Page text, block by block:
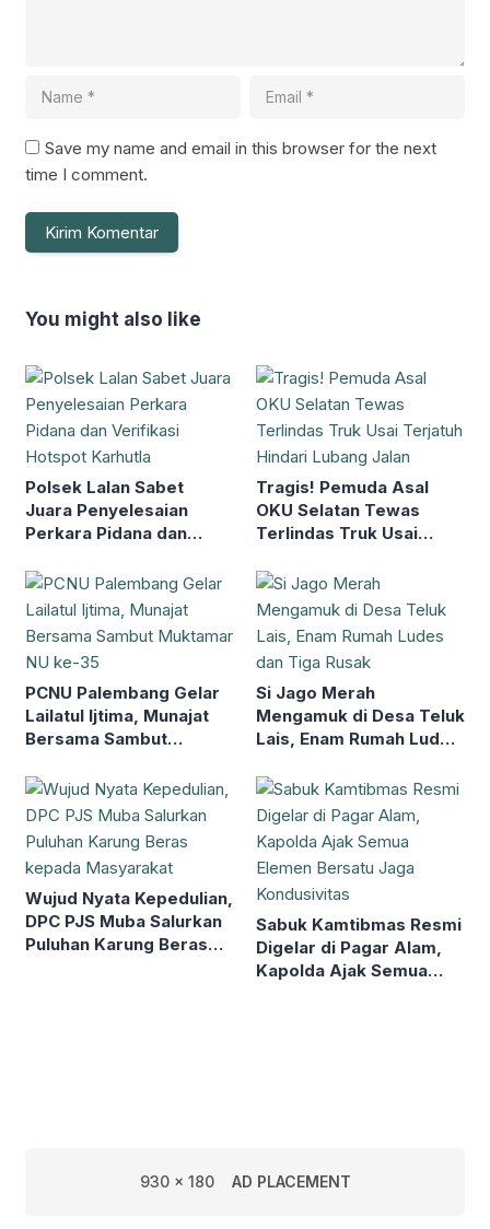
Save my name and email in this browser for the next
time I comment.
You might also like
Polsek Lalan Sabet
Juara Penyelesaian
Perkara Pidana dan
Karhutla
Tragis! Pemuda Asal
OKU Selatan Tewas
Terlindas Truk Usai
Jalan
PCNU Palembang Gelar
Lailatul Ijtima, Munajat
Bersama Sambut
Si Jago Merah
Mengamuk di Desa Teluk
Lais, Enam Rumah Ludes
Wujud Nyata Kepedulian,
DPC PJS Muba Salurkan
Puluhan Karung Beras
Sabuk Kamtibmas Resmi
Digelar di Pagar Alam,
Kapolda Ajak Semua
930 x 180 AD PLACEMENT